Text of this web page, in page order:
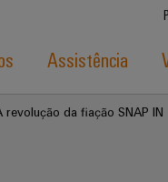
Assistência
revolução da fiação SNAP IN